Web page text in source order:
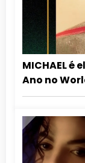
MICHAEL é
Ano no